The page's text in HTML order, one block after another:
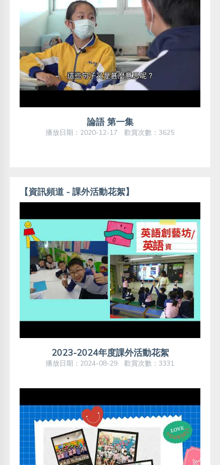
論語 第一集
播放日期：2020-12-17 歡賞次數：3625
【資訊頻道 - 課外活動花絮】
2023-2024年度課外活動花絮
播放日期：2024-08-29 歡賞次數：3331